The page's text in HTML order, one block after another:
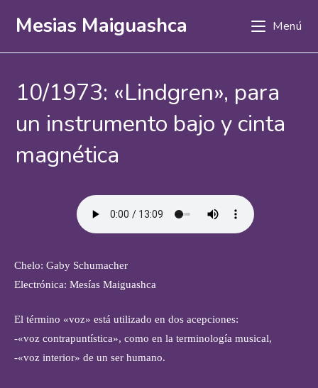
Mesias Maiguashca Menú
10/1973: «Lindgren», para
un instrumento bajo y cinta
magnética
Chelo: Gaby Schumacher
Electrónica: Mesías Maiguashca
El término «voz» está utilizado en dos acepciones:
-«voz contrapuntística», como en la terminología musical,
-«voz interior» de un ser humano.